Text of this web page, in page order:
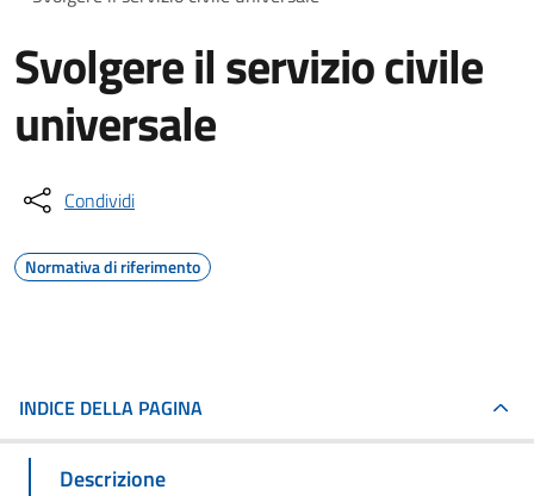
Svolgere il servizio civile
universale
Condividi
Normativa di riferimento
INDICE DELLA PAGINA
Descrizione